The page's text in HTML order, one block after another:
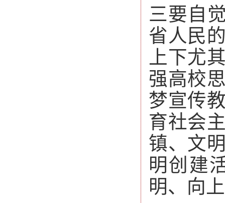
三要自
省人民
上下尤
强高校
梦宣传
育社会
镇、文
明创建
明、向